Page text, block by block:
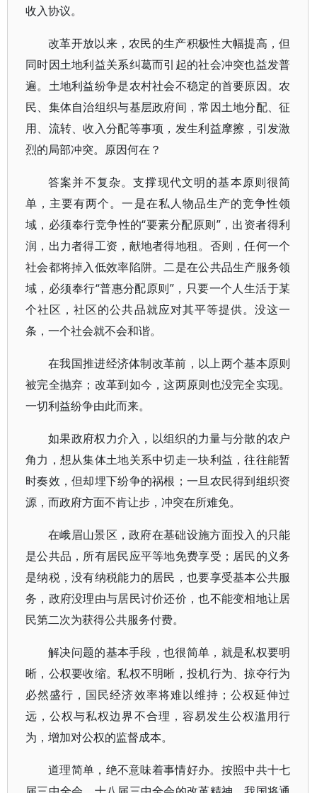
收入协议。
改革开放以来，农民的生产积极性大幅提高，但
同时因土地利益关系纠葛而引起的社会冲突也益发普
遍。土地利益纷争是农村社会不稳定的首要原因。农
民、集体自治组织与基层政府间，常因土地分配、征
用、流转、收入分配等事项，发生利益摩擦，引发激
烈的局部冲突。原因何在？
答案并不复杂。支撑现代文明的基本原则很简
单，主要有两个。一是在私人物品生产的竞争性领
域，必须奉行竞争性的“要素分配原则”，出资者得利
润，出力者得工资，献地者得地租。否则，任何一个
社会都将掉入低效率陷阱。二是在公共品生产服务领
域，必须奉行“普惠分配原则”，只要一个人生活于某
个社区，社区的公共品就应对其平等提供。没这一
条，一个社会就不会和谐。
在我国推进经济体制改革前，以上两个基本原则
被完全抛弃；改革到如今，这两原则也没完全实现。
一切利益纷争由此而来。
如果政府权力介入，以组织的力量与分散的农户
角力，想从集体土地关系中切走一块利益，往往能暂
时奏效，但却埋下纷争的祸根；一旦农民得到组织资
源，而政府方面不肯让步，冲突在所难免。
在峨眉山景区，政府在基础设施方面投入的只能
是公共品，所有居民应平等地免费享受；居民的义务
是纳税，没有纳税能力的居民，也要享受基本公共服
务，政府没理由与居民讨价还价，也不能变相地让居
民第二次为获得公共服务付费。
解决问题的基本手段，也很简单，就是私权要明
晰，公权要收缩。私权不明晰，投机行为、掠夺行为
必然盛行，国民经济效率将难以维持；公权延伸过
远，公权与私权边界不合理，容易发生公权滥用行
为，增加对公权的监督成本。
道理简单，绝不意味着事情好办。按照中共十七